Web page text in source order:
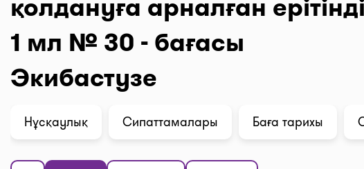
қолдануға арналған ерітінді
1 мл № 30 - бағасы
Экибастузе
Нұсқаулық Сипаттамалары Баға тарихы